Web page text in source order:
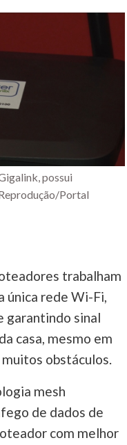
possui
Portal
trabalham
única rede Wi-Fi,
garantindo sinal
casa, mesmo em
obstáculos.
mesh
de dados de
com melhor